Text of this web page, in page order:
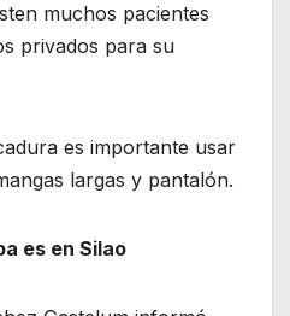
muchos pacientes
privados para su
es importante usar
largas y pantalón.
es en Silao